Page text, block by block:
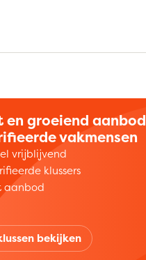
en groeiend aanbod
vakmensen
vrijblijvend
klussers
aanbod
bekijken